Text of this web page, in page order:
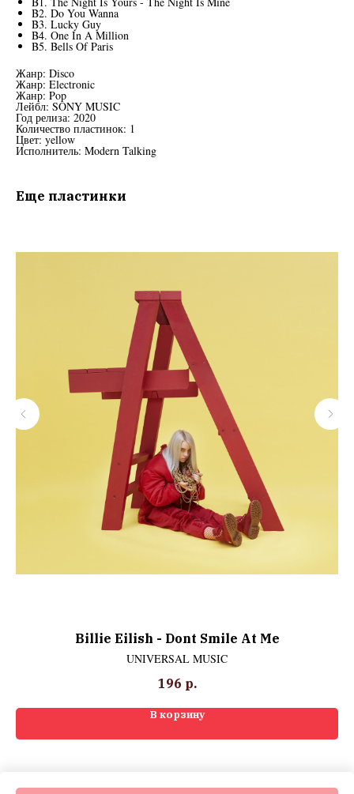
B2. Do You Wanna
B3. Lucky Guy
B4. One In A Million
B5. Bells Of Paris
Жанр: Disco
Жанр: Electronic
Жанр: Pop
Лейбл: SONY MUSIC
Год релиза: 2020
Количество пластинок: 1
Цвет: yellow
Исполнитель: Modern Talking
Еще пластинки
Billie Eilish ‎- Dont Smile At Me
UNIVERSAL MUSIC
196 р.
В корзину